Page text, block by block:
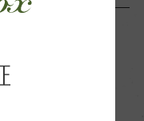
記事